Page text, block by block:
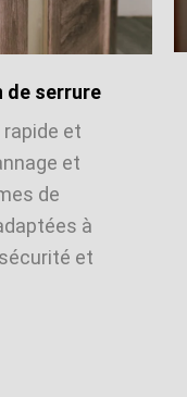
de serrure
et
et
de
à
et